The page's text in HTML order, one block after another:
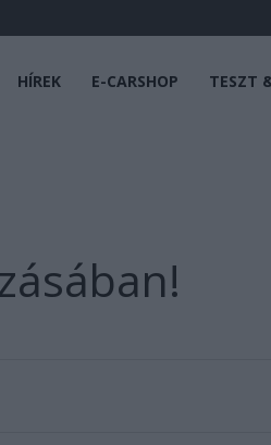
HÍREK E-CARSHOP TESZT